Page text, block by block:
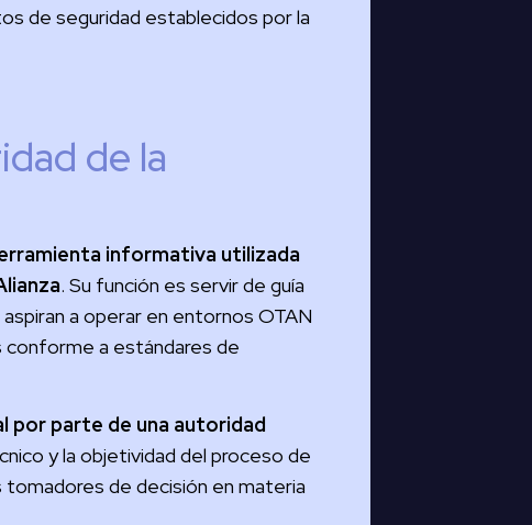
de seguridad establecidos por la
de la
informativa utilizada
. Su función es servir de guía
a operar en entornos OTAN
conforme a estándares de
por parte de una autoridad
y la objetividad del proceso de
de decisión en materia